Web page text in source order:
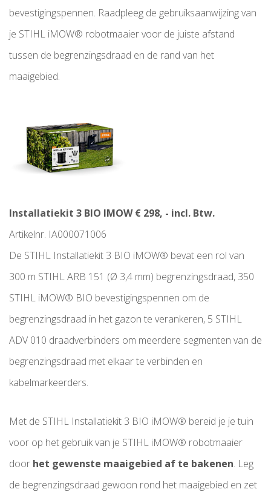
bevestigingspennen. Raadpleeg de gebruiksaanwijzing van
je STIHL iMOW® robotmaaier voor de juiste afstand
tussen de begrenzingsdraad en de rand van het
maaigebied.
Installatiekit 3 BIO IMOW € 298, - incl. Btw.
Artikelnr. IA000071006
De STIHL Installatiekit 3 BIO iMOW® bevat een rol van
300 m STIHL ARB 151 (Ø 3,4 mm) begrenzingsdraad, 350
STIHL iMOW® BIO bevestigingspennen om de
begrenzingsdraad in het gazon te verankeren, 5 STIHL
ADV 010 draadverbinders om meerdere segmenten van de
begrenzingsdraad met elkaar te verbinden en
kabelmarkeerders.
Met de STIHL Installatiekit 3 BIO iMOW® bereid je je tuin
voor op het gebruik van je STIHL iMOW® robotmaaier
door het gewenste maaigebied af te bakenen. Leg
de begrenzingsdraad gewoon rond het maaigebied en zet